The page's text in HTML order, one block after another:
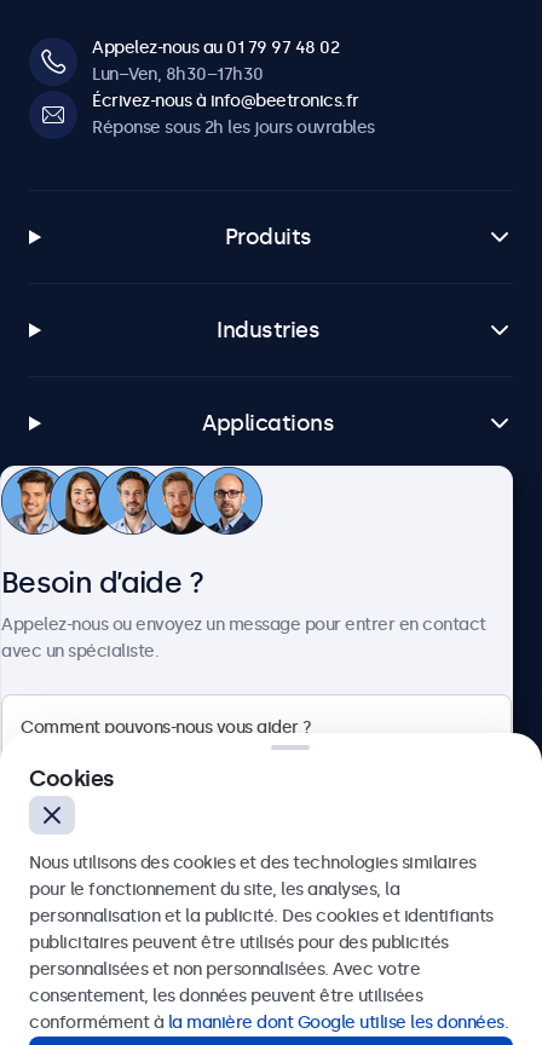
Appelez-nous au 01 79 97 48 02
Lun–Ven, 8h30–17h30
Écrivez-nous à info@beetronics.fr
Réponse sous 2h les jours ouvrables
Produits
Industries
Applications
Service client
4.8/5 noté par 5000+ entreprises
Français
Besoin d’aide ?
Appelez-nous ou envoyez un message pour entrer en contact
avec un spécialiste.
Envoyer
Ou appelez-nous au01 79 97 48 02
Cookies
Nous utilisons des cookies et des technologies similaires
pour le fonctionnement du site, les analyses, la
personnalisation et la publicité. Des cookies et identifiants
publicitaires peuvent être utilisés pour des publicités
personnalisées et non personnalisées. Avec votre
consentement, les données peuvent être utilisées
conformément à la manière dont Google utilise les données.